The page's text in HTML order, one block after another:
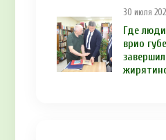
30 июля
Где
врио